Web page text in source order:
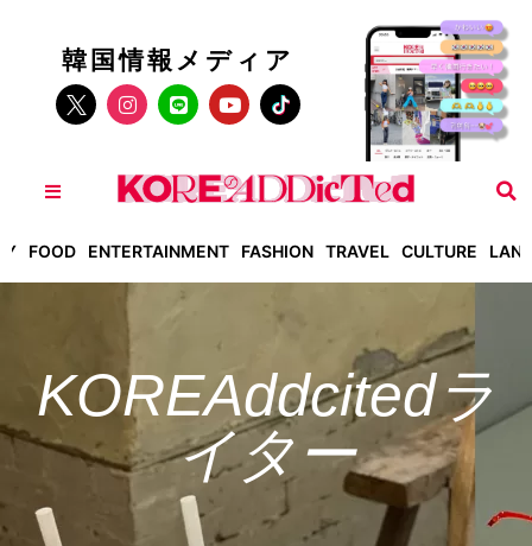
韓国情報メディア
FOOD ENTERTAINMENT FASHION TRAVEL CULTURE
KOREAddcitedラ
イター